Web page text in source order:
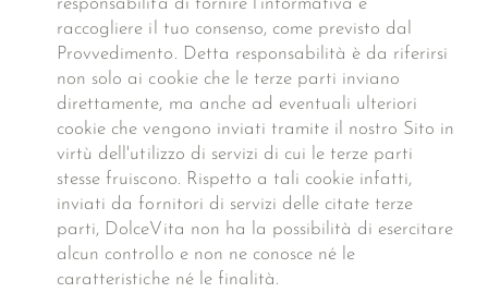
responsabilità di fornire l'informativa e
raccogliere il tuo consenso, come previsto dal
Provvedimento. Detta responsabilità è da riferirsi
non solo ai cookie che le terze parti inviano
direttamente, ma anche ad eventuali ulteriori
cookie che vengono inviati tramite il nostro Sito in
virtù dell'utilizzo di servizi di cui le terze parti
stesse fruiscono. Rispetto a tali cookie infatti,
inviati da fornitori di servizi delle citate terze
parti, DolceVita non ha la possibilità di esercitare
alcun controllo e non ne conosce né le
caratteristiche né le finalità.